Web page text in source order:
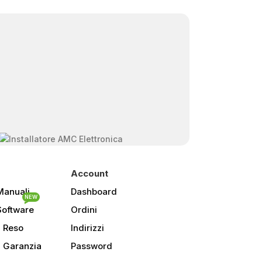
NEW
Garanzia
Account
Dashboard
Ordini
Indirizzi
Password